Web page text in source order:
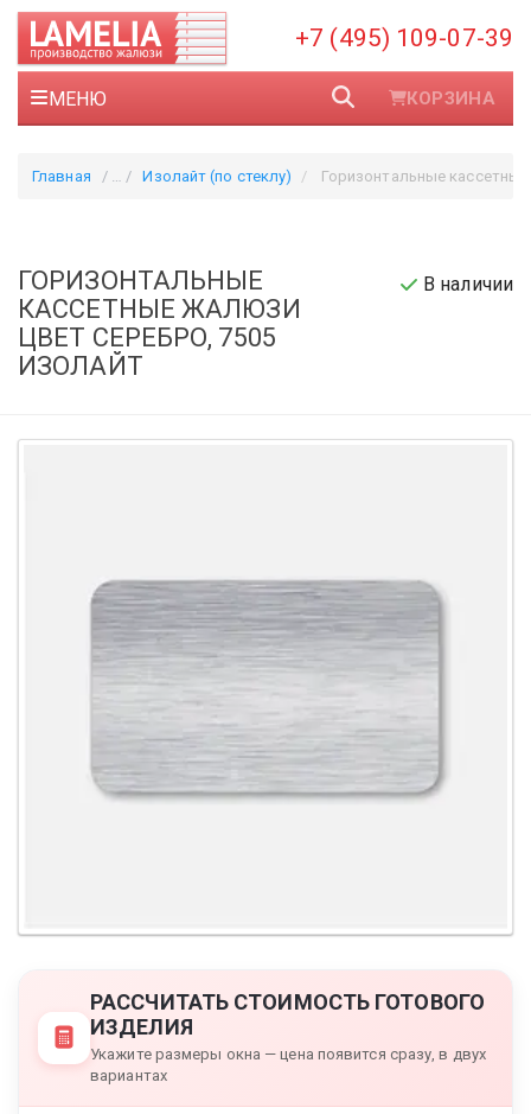
+7 (495) 109-07-39
МЕНЮ КОРЗИНА
Главная Изолайт (по стеклу) Горизонтальные кассетные жалюзи цвет серебро,
ГОРИЗОНТАЛЬНЫЕ
КАССЕТНЫЕ ЖАЛЮЗИ
ЦВЕТ СЕРЕБРО, 7505
ИЗОЛАЙТ
В наличии
РАССЧИТАТЬ СТОИМОСТЬ ГОТОВОГО
ИЗДЕЛИЯ
Укажите размеры окна — цена появится сразу, в двух
вариантах